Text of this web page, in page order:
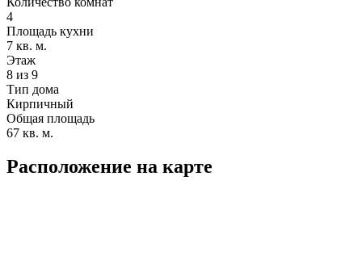
4
Площадь кухни
7 кв. м.
Этаж
8 из 9
Тип дома
Кирпичный
Общая площадь
67 кв. м.
Расположение на карте